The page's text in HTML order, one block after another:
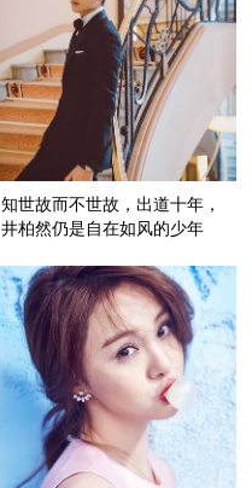
知世故而不世故，出道十年，
井柏然仍是自在如风的少年